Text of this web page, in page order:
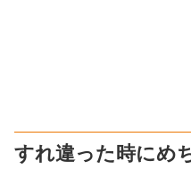
すれ違った時にめ